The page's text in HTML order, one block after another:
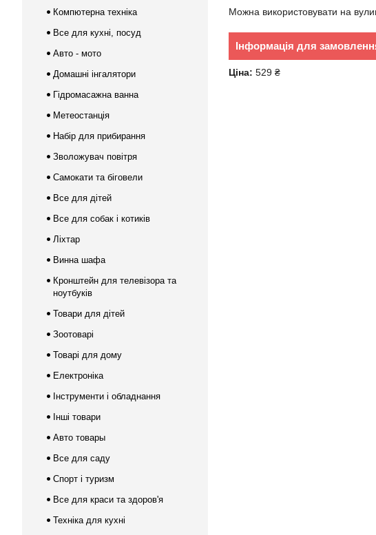
Можна використовувати на
Інформація для
Ціна: 529 ₴
Компютерна техніка
Все для кухні, посуд
Авто - мото
Домашні інгалятори
Гідромасажна ванна
Метеостанція
Набір для прибирання
Зволожувач повітря
Самокати та біговели
Все для дітей
Все для собак і котиків
Ліхтар
Винна шафа
Кронштейн для телевізора та
ноутбуків
Товари для дітей
Зоотоварі
Товарі для дому
Електроніка
Інструменти і обладнання
Інші товари
Авто товары
Все для саду
Спорт і туризм
Все для краси та здоров'я
Техніка для кухні